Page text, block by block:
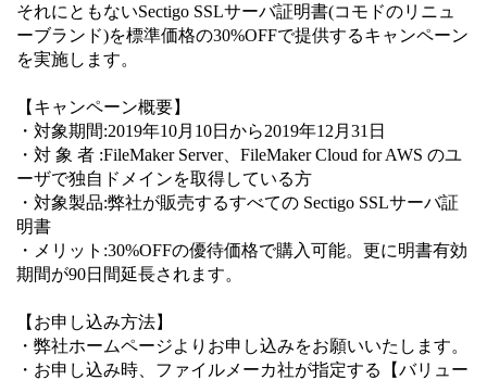
それにともないSectigo SSLサーバ証明書(コモドのリニュ
ーブランド)を標準価格の30%OFFで提供するキャンペーン
を実施します。
【キャンペーン概要】
・対象期間:2019年10月10日から2019年12月31日
・対 象 者 :FileMaker Server、FileMaker Cloud for AWS のユ
ーザで独自ドメインを取得している方
・対象製品:弊社が販売するすべての Sectigo SSLサーバ証
明書
・メリット:30%OFFの優待価格で購入可能。更に明書有効
期間が90日間延長されます。
【お申し込み方法】
・弊社ホームページよりお申し込みをお願いいたします。
・お申し込み時、ファイルメーカ社が指定する【バリュー